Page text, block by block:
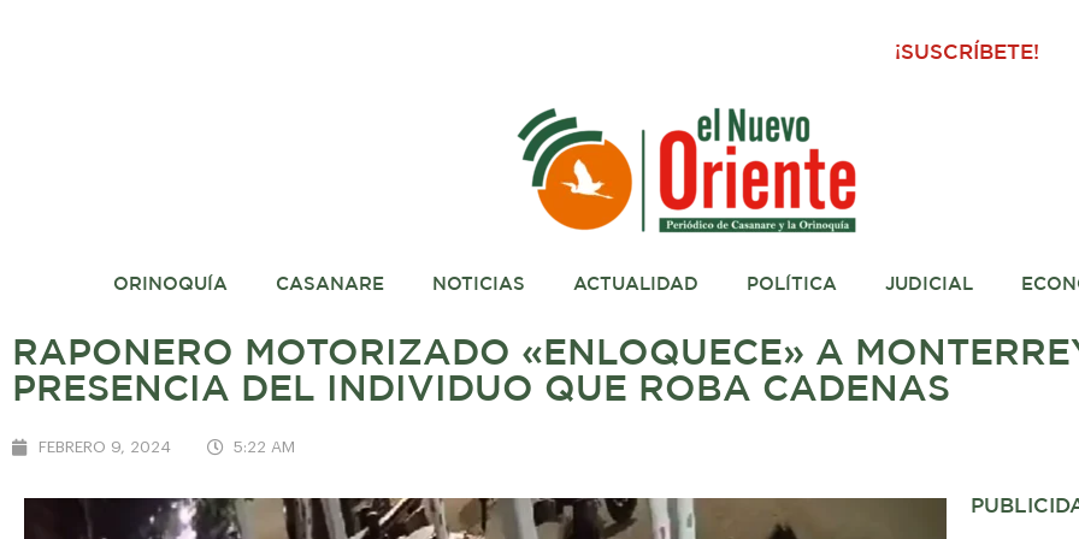
¡SUSCRÍBETE!
ORINOQUÍA CASANARE NOTICIAS ACTUALIDAD POLÍTICA JUDICIAL
RAPONERO MOTORIZADO «ENLOQUECE» A
PRESENCIA DEL INDIVIDUO QUE ROBA CADENAS
FEBRERO 9, 2024 5:22 AM